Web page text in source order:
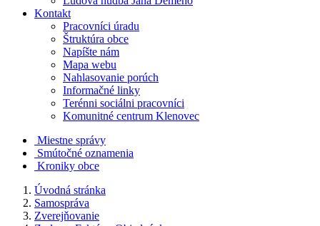
Kontakt
Pracovníci úradu
Štruktúra obce
Napíšte nám
Mapa webu
Nahlasovanie porúch
Informačné linky
Terénni sociálni pracovníci
Komunitné centrum Klenovec
Miestne správy
Smútočné oznamenia
Kroniky obce
Úvodná stránka
Samospráva
Zverejňovanie